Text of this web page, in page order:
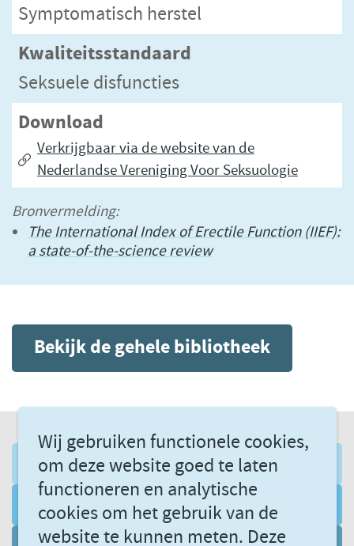
Wij gebruiken functionele cookies,
om deze website goed te laten
functioneren en analytische
cookies om het gebruik van de
website te kunnen meten. Deze
Symptomatisch herstel
Kwaliteitsstandaard
Seksuele disfuncties
Download
Verkrijgbaar via de website van de
Nederlandse Vereniging Voor Seksuologie
Bronvermelding:
The International Index of Erectile Function (IIEF):
a state-of-the-science review
Bekijk de gehele bibliotheek
AANMELDEN NIEUWSBRIEF
VOLG ONS VIA LINKEDIN